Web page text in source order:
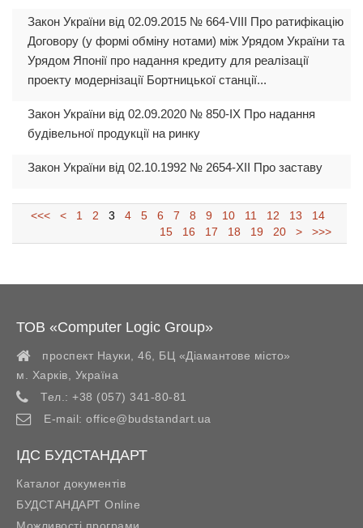
Закон України від 02.09.2015 № 664-VIII Про ратифікацію
Договору (у формі обміну нотами) між Урядом України та
Урядом Японії про надання кредиту для реалізації
проекту модернізації Бортницької станції...
Закон України від 02.09.2020 № 850-IX Про надання
будівельної продукції на ринку
Закон України від 02.10.1992 № 2654-XII Про заставу
<<< < 1 2 3 4 5 6 7 8 9 10 11 12 13
14
15
16 17 18 19 20 > >>>
ТОВ «Computer Logic Group»
проспект Науки, 46, БЦ «Діамантове місто»
м. Харків
Україна
Тел.: +38 (057) 341-80-81
E-mail: office@budstandart.ua
ІДС БУДСТАНДАРТ
Каталог документів
БУДСТАНДАРТ Online
Можливості програми